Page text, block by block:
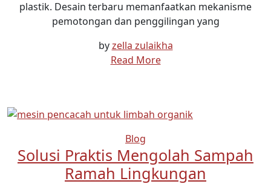
plastik. Desain terbaru memanfaatkan mekanisme
pemotongan dan penggilingan yang
byzella zulaikha
Read More
Blog
Solusi Praktis Mengolah Sampah
Ramah Lingkungan